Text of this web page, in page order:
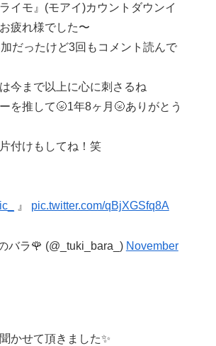
イモ』(モアイ)カウントダウンイ
疲れ様でした〜
だったけど3回もコメント読んで
今まで以上に心に刺さるね
を推して🌝1年8ヶ月🌝ありがとう
付けもしてね！笑
』 pic.twitter.com/qBjXGSfq8A
バラ🌹 (@_tuki_bara_) November
かせて頂きました✨️